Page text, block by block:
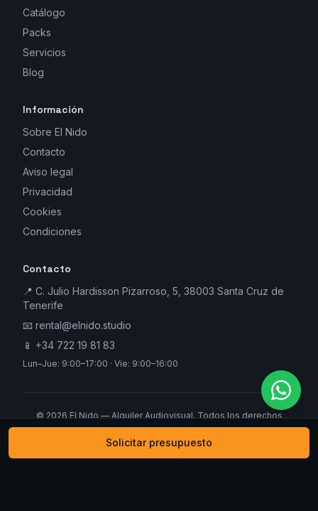
Catálogo
Packs
Servicios
Blog
Información
Sobre El Nido
Contacto
Aviso legal
Privacidad
Cookies
Condiciones
Contacto
📍 C. Julio Hardisson Pizarroso, 5, 38003 Santa Cruz de
Tenerife
📧 rental@elnido.studio
📱 +34 722 19 81 83
Lun–Jue: 9:00–17:00 · Vie: 9:00–16:00
© 2026 El Nido — Alquiler Audiovisual. Todos los derechos
reservados.
Solicitar presupuesto